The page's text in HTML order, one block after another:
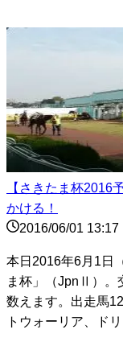
【さきたま杯2016
かける！
2016/06/01 13:17
本日2016年6月1日
ま杯」（JpnⅡ）。
数えます。出走馬
トウォーリア、ド